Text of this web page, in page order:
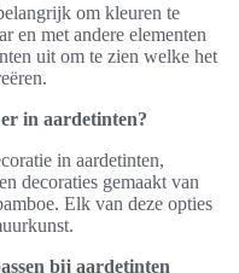
om kleuren te
en met andere elementen
uit om te zien welke het
in aardetinten?
in aardetinten,
decoraties gemaakt van
Elk van deze opties
bij aardetinten